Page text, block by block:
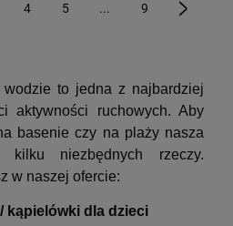
4 5 ... 9
wodzie to jedna z najbardziej
aktywności ruchowych. Aby
basenie czy na plaży nasza
kilku niezbędnych rzeczy.
w naszej ofercie:
kąpielówki dla dzieci